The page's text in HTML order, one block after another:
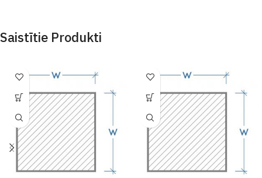
Saistītie Produkti